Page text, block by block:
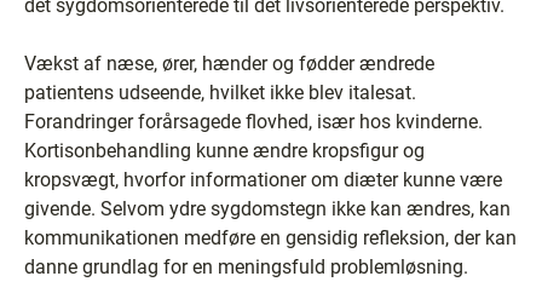
det sygdomsorienterede til det livsorienterede perspektiv.
Vækst af næse, ører, hænder og fødder ændrede
patientens udseende, hvilket ikke blev italesat.
Forandringer forårsagede flovhed, især hos kvinderne.
Kortisonbehandling kunne ændre kropsfigur og
kropsvægt, hvorfor informationer om diæter kunne være
givende. Selvom ydre sygdomstegn ikke kan ændres, kan
kommunikationen medføre en gensidig refleksion, der kan
danne grundlag for en meningsfuld problemløsning.